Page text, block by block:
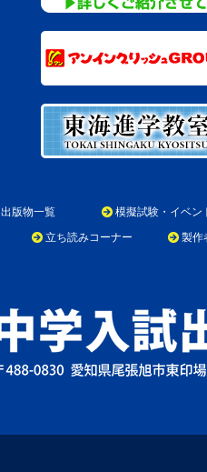
出版物一覧 模擬試験・イベン
立ち読みコーナー 製作